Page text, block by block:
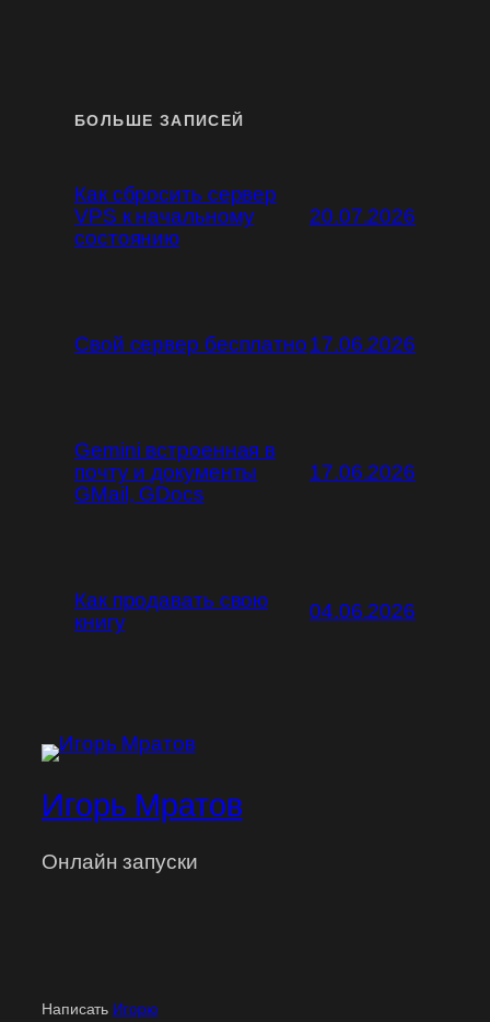
БОЛЬШЕ ЗАПИСЕЙ
Как сбросить сервер
VPS к начальному
состоянию
20.07.2026
Свой сервер бесплатно17.06.2026
Gemini встроенная в
почту и документы
GMail, GDocs
17.06.2026
Как продавать свою
книгу
04.06.2026
Игорь Мратов
Онлайн запуски
Написать Игорю